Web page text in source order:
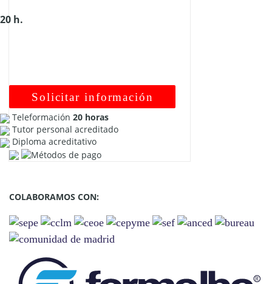
20 h.
Solicitar información
Teleformación20 horas
Tutor personal acreditado
Diploma acreditativo
COLABORAMOS CON: